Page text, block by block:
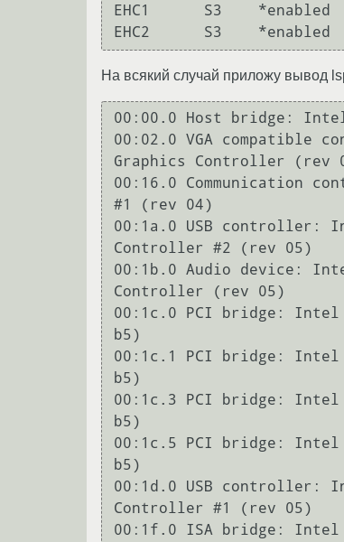
EHC1	  S3	*enabled   pci:0000:00:1d.0
На всякий случай приложу вывод
00:00.0 Host bridge: Intel
00:02.0 VGA compatible
Graphics Controller (rev
00:16.0 Communication
#1 (rev 04)
00:1a.0 USB controller:
Controller #2 (rev 05)
00:1b.0 Audio device:
Controller (rev 05)
00:1c.0 PCI bridge: Intel
b5)
00:1c.1 PCI bridge: Intel
b5)
00:1c.3 PCI bridge: Intel
b5)
00:1c.5 PCI bridge: Intel
b5)
00:1d.0 USB controller:
Controller #1 (rev 05)
00:1f.0 ISA bridge: Intel